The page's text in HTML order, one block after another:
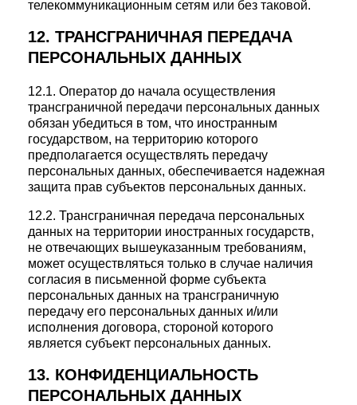
телекоммуникационным сетям или без таковой.
12. ТРАНСГРАНИЧНАЯ ПЕРЕДАЧА
ПЕРСОНАЛЬНЫХ ДАННЫХ
12.1. Оператор до начала осуществления
трансграничной передачи персональных данных
обязан убедиться в том, что иностранным
государством, на территорию которого
предполагается осуществлять передачу
персональных данных, обеспечивается надежная
защита прав субъектов персональных данных.
12.2. Трансграничная передача персональных
данных на территории иностранных государств,
не отвечающих вышеуказанным требованиям,
может осуществляться только в случае наличия
согласия в письменной форме субъекта
персональных данных на трансграничную
передачу его персональных данных и/или
исполнения договора, стороной которого
является субъект персональных данных.
13. КОНФИДЕНЦИАЛЬНОСТЬ
ПЕРСОНАЛЬНЫХ ДАННЫХ